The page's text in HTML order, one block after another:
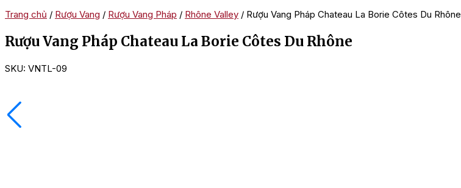
Trang chủ / Rượu Vang / Rượu Vang Pháp / Rhône Valley / Rượu Vang Pháp Chateau La Borie Côtes Du Rhône
Rượu Vang Pháp Chateau La Borie Côtes Du Rhône
SKU: VNTL-09